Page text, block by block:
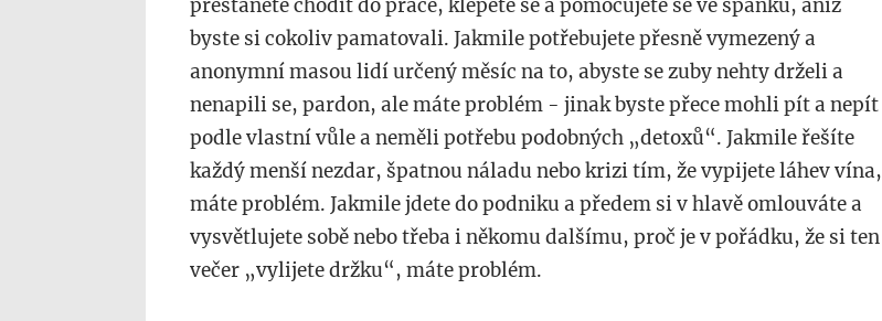
přestanete chodit do práce, klepete se a pomočujete se ve spánku, aniž
byste si cokoliv pamatovali. Jakmile potřebujete přesně vymezený a
anonymní masou lidí určený měsíc na to, abyste se zuby nehty drželi a
nenapili se, pardon, ale máte problém - jinak byste přece mohli pít a nepít
podle vlastní vůle a neměli potřebu podobných „detoxů“. Jakmile řešíte
každý menší nezdar, špatnou náladu nebo krizi tím, že vypijete láhev vína,
máte problém. Jakmile jdete do podniku a předem si v hlavě omlouváte a
vysvětlujete sobě nebo třeba i někomu dalšímu, proč je v pořádku, že si ten
večer „vylijete držku“, máte problém.